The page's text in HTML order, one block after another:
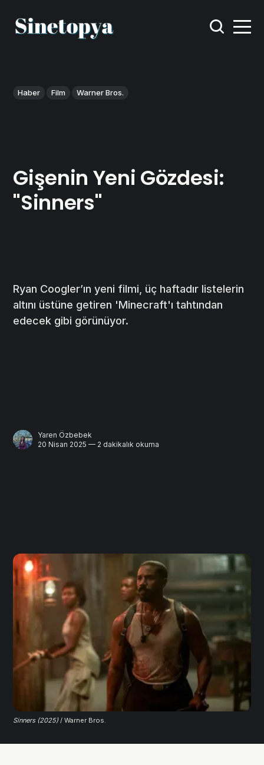
Haber Film Warner Bros.
Gişenin Yeni Gözdesi:
"Sinners"
Ryan Coogler’ın yeni filmi, üç haftadır listelerin
altını üstüne getiren 'Minecraft'ı tahtından
edecek gibi görünüyor.
Yaren Özbebek
20 Nisan 2025 — 2 dakikalık okuma
Sinners (2025) / Warner Bros.